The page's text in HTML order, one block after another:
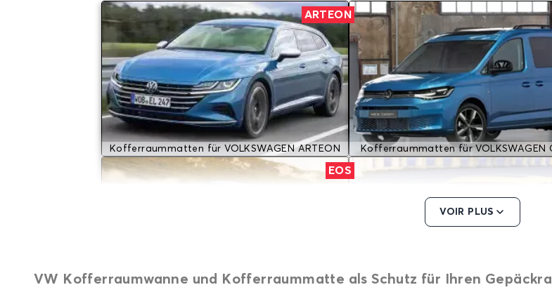
ARTEON
Kofferraummatten für VOLKSWAGEN ARTEON Kofferraummatten für VOLKSWAGEN
EOS
VOIR PLUS
VW Kofferraumwanne und Kofferraummatte als Schutz für Ihren